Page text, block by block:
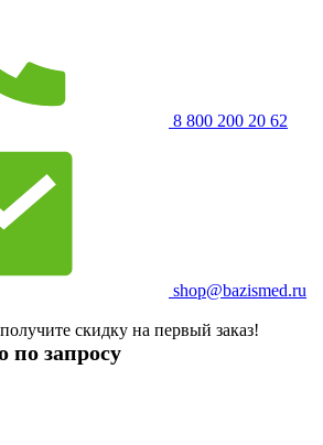
8 800 200 20 62
shop@bazismed.ru
скидку на первый заказ!
по запросу